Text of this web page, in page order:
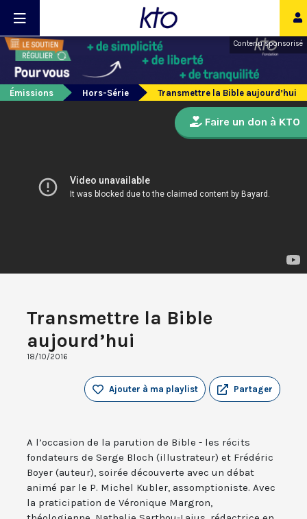
Contenu sponsorisé
Émissions Hors-Série Transmettre la Bible aujourd’hui
Transmettre la Bible
aujourd’hui
18/10/2016
Partager
Ajouter à ma playlist
A l’occasion de la parution de Bible - les récits
fondateurs de Serge Bloch (illustrateur) et Frédéric
Boyer (auteur), soirée découverte avec un débat
animé par le P. Michel Kubler, assomptioniste. Avec
la praticipation de Véronique Margron,
Faire un don à KTO